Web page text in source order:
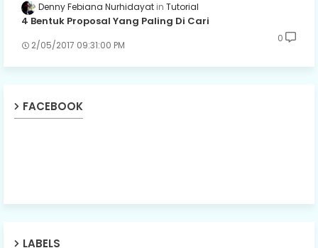
Denny Febiana Nurhidayat Tutorial
4 Bentuk Proposal Yang Paling Di Cari
2/05/2017 09:31:00 PM
0
FACEBOOK
LABELS